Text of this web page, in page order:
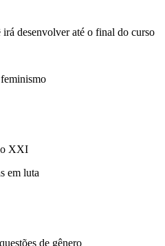
desenvolver até o final do curso
XXI
em luta
de gênero